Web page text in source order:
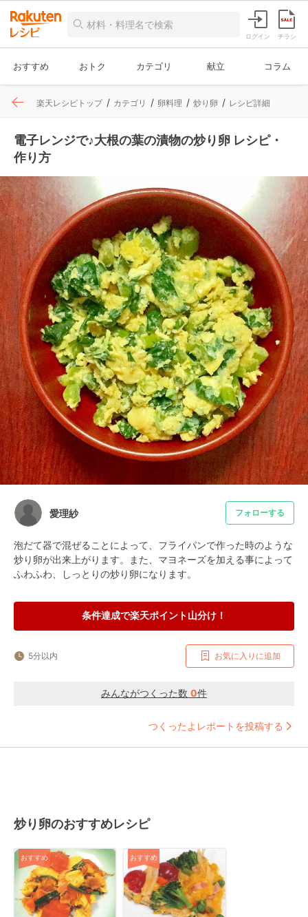
ログイン チラシ
おすすめ おトク カテゴリ 献立 コラム
楽天レシピトップ カテゴリ 卵料理 炒り卵 レシピ詳細
電子レンジで♪大根の葉の漬物の炒り卵 レシピ・
作り方
愛理紗 フォローする
泡だて器で混ぜることによって、フライパンで作った時のような
炒り卵が出来上がります。また、マヨネーズを加える事によって
ふわふわ、しっとりの炒り卵になります。
条件達成で楽天ポイント山分け！
5分以内 お気に入りに追加
みんながつくった数 0件
つくったよレポートを投稿する
炒り卵のおすすめレシピ
おすすめ おすすめ